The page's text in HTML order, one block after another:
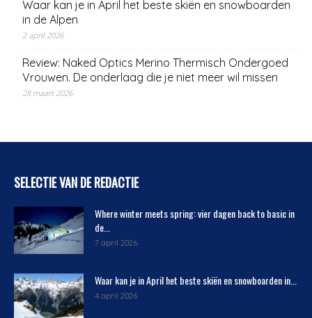
Waar kan je in April het beste skiën en snowboarden
in de Alpen
2 april 2026
Review: Naked Optics Merino Thermisch Ondergoed
Vrouwen. De onderlaag die je niet meer wil missen
28 maart 2026
SELECTIE VAN DE REDACTIE
Where winter meets spring: vier dagen back to basic in
de...
7 april 2026
Waar kan je in April het beste skiën en snowboarden in...
4 april 2026